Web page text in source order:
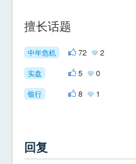
擅长话题
中年危机 72 2
实盘 5 0
银行 8 1
回复